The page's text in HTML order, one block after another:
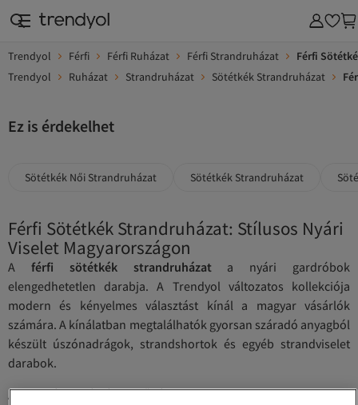
Trendyol Férfi Férfi Ruházat Férfi Strandruházat
Férfi
Trendyol
Ruházat Strandruházat Sötétkék Strandruházat
Ez is érdekelhet
Sötétkék Női Strandruházat Sötétkék Strandruházat
Férfi Sötétkék Strandruházat: Stílusos Nyári
Viselet Magyarországon
A férfi sötétkék strandruházata nyári gardróbok
elengedhetetlen darabja. A Trendyol változatos kollekciója
modern és kényelmes választást kínál a magyar vásárlók
számára. A kínálatban megtalálhatók gyorsan száradó anyagból
készült úszónadrágok, strandshortok és egyéb strandviselet
darabok.
Anyagválasztás és Minőség